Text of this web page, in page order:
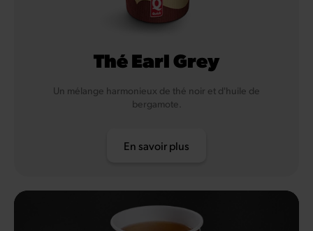
Thé Earl Grey
Un mélange harmonieux de thé noir et d'huile de
bergamote.
En savoir plus